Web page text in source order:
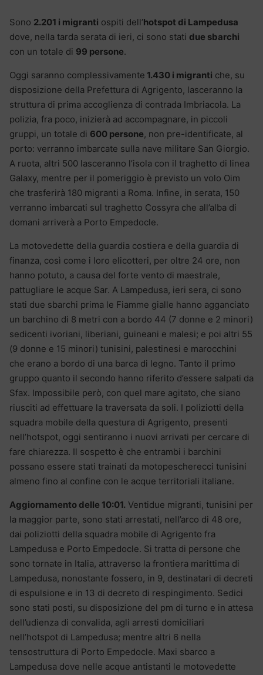
Sono 2.201 i migranti ospiti dell’hotspot di Lampedusa
dove, nella tarda serata di ieri, ci sono stati due sbarchi
con un totale di 99 persone.
Oggi saranno complessivamente 1.430 i migranti che, su
disposizione della Prefettura di Agrigento, lasceranno la
struttura di prima accoglienza di contrada Imbriacola. La
polizia, fra poco, inizierà ad accompagnare, in piccoli
gruppi, un totale di 600 persone, non pre-identificate, al
porto: verranno imbarcate sulla nave militare San Giorgio.
A ruota, altri 500 lasceranno l’isola con il traghetto di linea
Galaxy, mentre per il pomeriggio è previsto un volo Oim
che trasferirà 180 migranti a Roma. Infine, in serata, 150
verranno imbarcati sul traghetto Cossyra che all’alba di
domani arriverà a Porto Empedocle.
La motovedette della guardia costiera e della guardia di
finanza, così come i loro elicotteri, per oltre 24 ore, non
hanno potuto, a causa del forte vento di maestrale,
pattugliare le acque Sar. A Lampedusa, ieri sera, ci sono
stati due sbarchi prima le Fiamme gialle hanno agganciato
un barchino di 8 metri con a bordo 44 (7 donne e 2 minori)
sedicenti ivoriani, liberiani, guineani e malesi; e poi altri 55
(9 donne e 15 minori) tunisini, palestinesi e marocchini
che erano a bordo di una barca di legno. Tanto il primo
gruppo quanto il secondo hanno riferito d’essere salpati da
Sfax. Impossibile però, con quel mare agitato, che siano
riusciti ad effettuare la traversata da soli. I poliziotti della
squadra mobile della questura di Agrigento, presenti
nell’hotspot, oggi sentiranno i nuovi arrivati per cercare di
fare chiarezza. Il sospetto è che entrambi i barchini
possano essere stati trainati da motopescherecci tunisini
almeno fino al confine con le acque territoriali italiane.
Aggiornamento delle 10:01. Ventidue migranti, tunisini per
la maggior parte, sono stati arrestati, nell’arco di 48 ore,
dai poliziotti della squadra mobile di Agrigento fra
Lampedusa e Porto Empedocle. Si tratta di persone che
sono tornate in Italia, attraverso la frontiera marittima di
Lampedusa, nonostante fossero, in 9, destinatari di decreti
di espulsione e in 13 di decreto di respingimento. Sedici
sono stati posti, su disposizione del pm di turno e in attesa
dell’udienza di convalida, agli arresti domiciliari
nell’hotspot di Lampedusa; mentre altri 6 nella
tensostruttura di Porto Empedocle. Maxi sbarco a
Lampedusa dove nelle acque antistanti le motovedette